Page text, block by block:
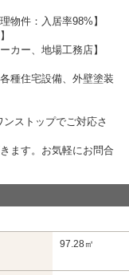
物件：入居率98%】
カー、地場工務店】
種住宅設備、外壁塗装
ストップでご対応さ
ます。お気軽にお問合
97.28㎡